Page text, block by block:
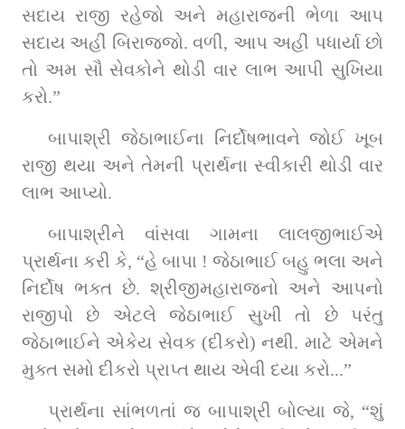
સદાય રાજી રહેજો અને મહારાજની ભેળા આપ
સદાય અહીં બિરાજજો. વળી, આપ અહીં પધાર્યા છો
તો અમ સૌ સેવકોને થોડી વાર લાભ આપી સુખિયા
કરો.”
બાપાશ્રી જેઠાભાઈના નિર્દોષભાવને જોઈ ખૂબ
રાજી થયા અને તેમની પ્રાર્થના સ્વીકારી થોડી વાર
લાભ આપ્યો.
બાપાશ્રીને વાંસવા ગામના લાલજીભાઈએ
પ્રાર્થના કરી કે, “હે બાપા ! જેઠાભાઈ બહુ ભલા અને
નિર્દોષ ભક્ત છે. શ્રીજીમહારાજનો અને આપનો
રાજીપો છે એટલે જેઠાભાઈ સુખી તો છે પરંતુ
જેઠાભાઈને એકેય સેવક (દીકરો) નથી. માટે એમને
મુક્ત સમો દીકરો પ્રાપ્ત થાય એવી દયા કરો...”
પ્રાર્થના સાંભળતાં જ બાપાશ્રી બોલ્યા જે, “શું